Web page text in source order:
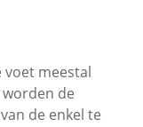
voet meestal
de
de enkel te